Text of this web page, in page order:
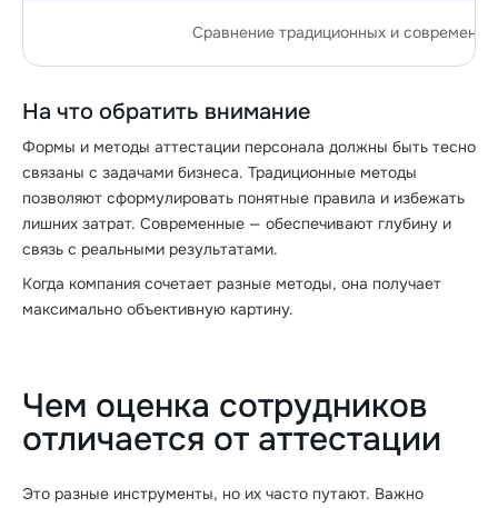
Сравнение традиционных и
На что обратить внимание
Формы и методы аттестации персонала должны быть тесно
связаны с задачами бизнеса. Традиционные методы
позволяют сформулировать понятные правила и избежать
лишних затрат. Современные — обеспечивают глубину и
связь с реальными результатами.
Когда компания сочетает разные методы, она получает
максимально объективную картину.
Чем оценка сотрудников
отличается от аттестации
Это разные инструменты, но их часто путают. Важно